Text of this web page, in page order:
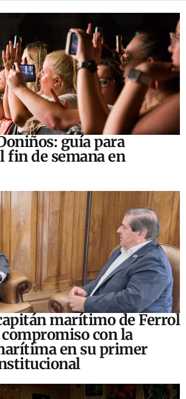
guía para
de semana en
marítimo de Ferrol
con la
en su primer